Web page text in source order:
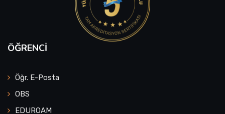
ÖĞRENCI
Öğr. E-Posta
OBS
EDUROAM